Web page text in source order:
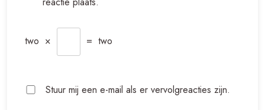
two × = two
Stuur mij een e-mail als er vervolgreacties zijn.